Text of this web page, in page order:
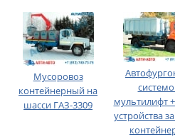
Мусоровоз
контейнерный на
шасси ГАЗ-3309
мультилифт
устройства